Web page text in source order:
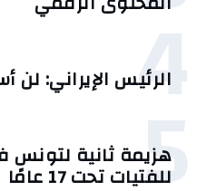
4
الرئيس الإيراني:
5
هزيمة ثانية لتونس
للفتيات تحت 17 عامًا